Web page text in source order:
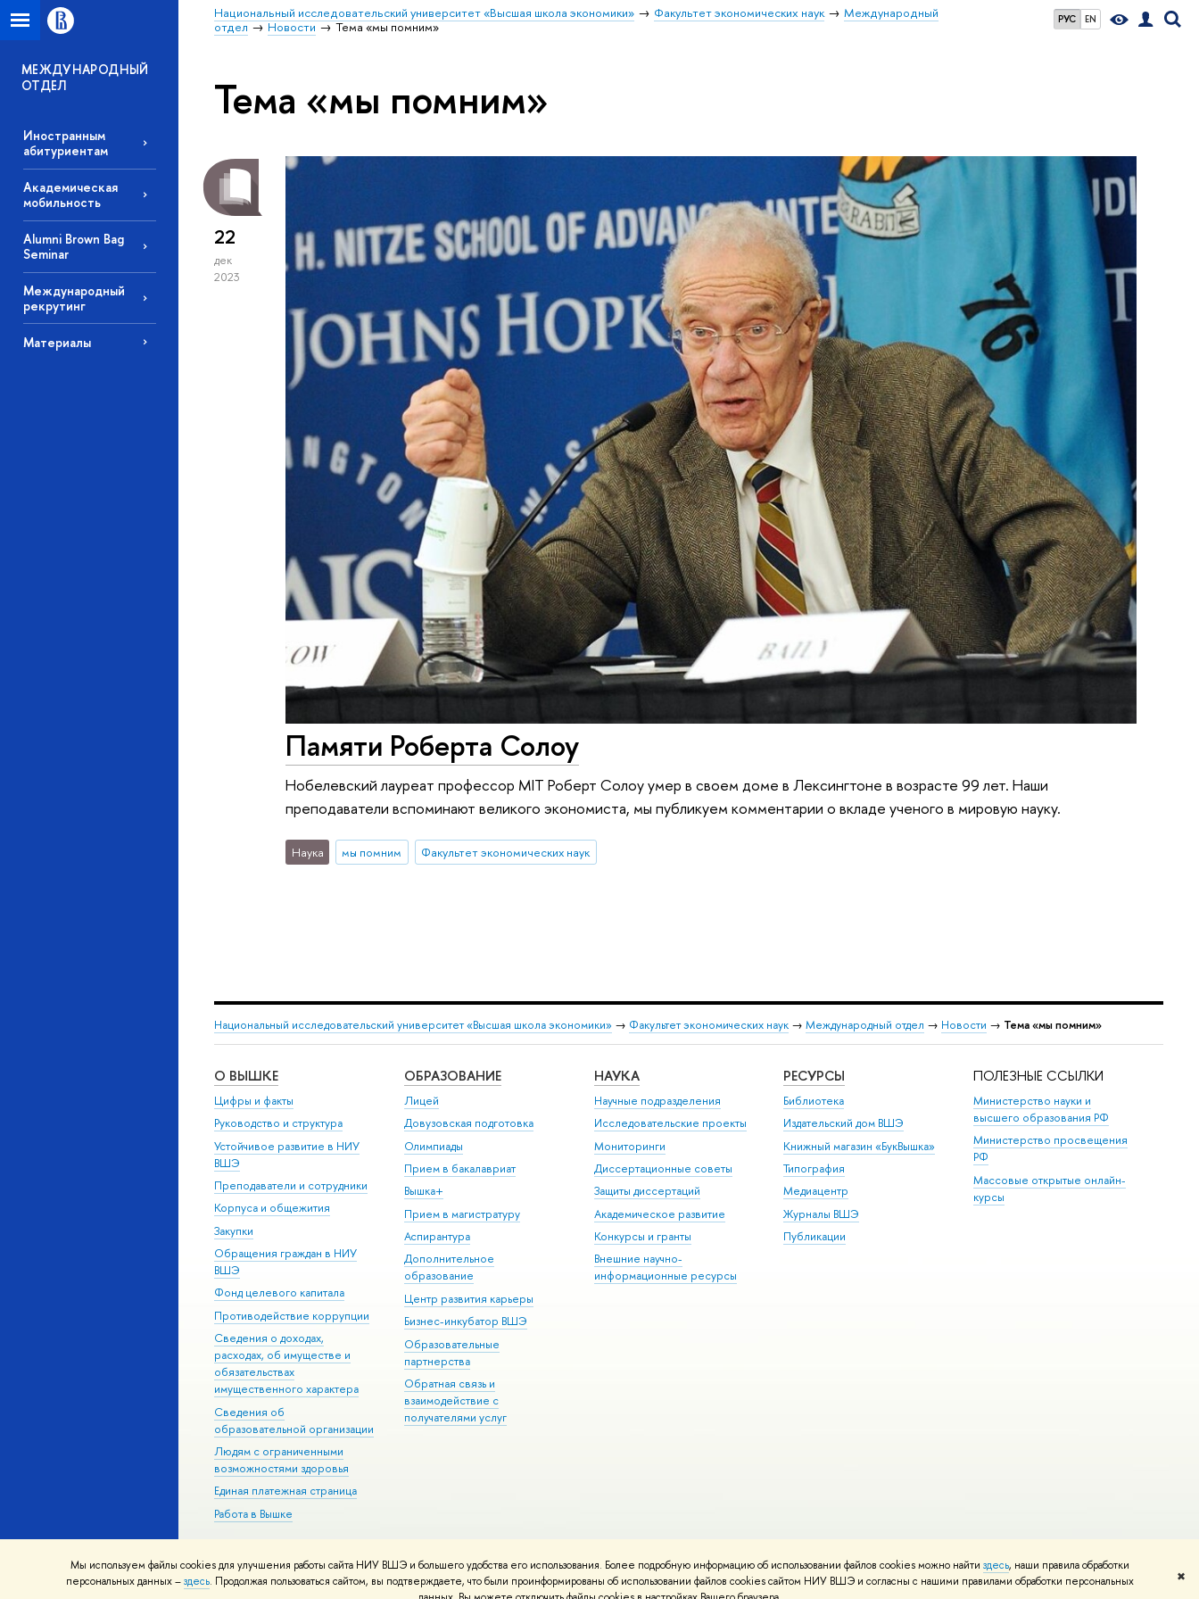
Мы используем файлы cookies для улучшения работы сайта НИУ ВШЭ и большего удобства его использования. Более подробную информацию об использовании файлов cookies можно найти здесь, наши правила обработки
персональных данных –здесь. Продолжая пользоваться сайтом, вы подтверждаете, что были проинформированы об использовании файлов cookies сайтом НИУ ВШЭ и согласны с нашими правилами обработки персональных
✖
РУС EN
Национальный исследовательский университет «Высшая школа экономики» Факультет экономических наук
Международный
отдел
Новости Тема «мы помним»
МЕЖДУНАРОДНЫЙ
ОТДЕЛ
Иностранным
абитуриентам
Академическая
мобильность
Alumni Brown Bag
Seminar
Международный
рекрутинг
Материалы
Тема «мы помним»
22
дек
2023
Памяти Роберта Солоу
Нобелевский лауреат профессор MIT Роберт Солоу умер в своем доме в Лексингтоне в возрасте 99 лет. Наши
преподаватели вспоминают великого экономиста, мы публикуем комментарии о вкладе ученого в мировую науку.
Наука мы помним Факультет экономических наук
Национальный исследовательский университет «Высшая школа экономики» → Факультет экономических наук → Международный отдел → Новости → Тема «мы помним»
О ВЫШКЕ
Цифры и факты
Руководство и структура
Устойчивое развитие в НИУ
ВШЭ
Преподаватели и сотрудники
Корпуса и общежития
Закупки
Обращения граждан в НИУ
ВШЭ
Фонд целевого капитала
Противодействие коррупции
Сведения о доходах,
расходах, об имуществе и
обязательствах
имущественного характера
Сведения об
образовательной организации
Людям с ограниченными
возможностями здоровья
Единая платежная страница
Работа в Вышке
ОБРАЗОВАНИЕ
Лицей
Довузовская подготовка
Олимпиады
Прием в бакалавриат
Вышка+
Прием в магистратуру
Аспирантура
Дополнительное
образование
Центр развития карьеры
Бизнес-инкубатор ВШЭ
Образовательные
партнерства
Обратная связь и
взаимодействие с
получателями услуг
НАУКА
Научные подразделения
Исследовательские проекты
Мониторинги
Диссертационные советы
Защиты диссертаций
Академическое развитие
Конкурсы и гранты
Внешние научно-
информационные ресурсы
РЕСУРСЫ
Библиотека
Издательский дом ВШЭ
Книжный магазин «БукВышка»
Типография
Медиацентр
Журналы ВШЭ
Публикации
ПОЛЕЗНЫЕ ССЫЛКИ
Министерство науки и
высшего образования РФ
Министерство просвещения
РФ
Массовые открытые онлайн-
курсы
Редактору
© НИУ ВШЭ 1993–2026 Адреса и контакты Условия использования материалов Политика конфиденциальности Карта сайта
Шрифты HSE Sans и HSE Slab разработаны вШколе дизайна НИУ ВШЭ